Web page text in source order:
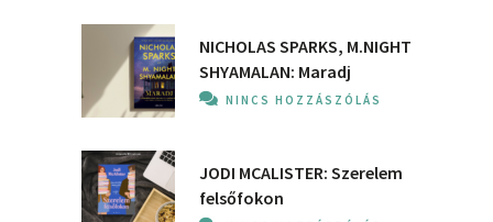
NICHOLAS SPARKS, M.NIGHT
SHYAMALAN: Maradj
NINCS HOZZÁSZÓLÁS
JODI MCALISTER: Szerelem
felsőfokon